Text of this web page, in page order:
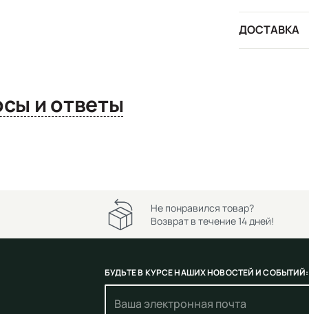
ДОСТАВКА
Вопросы и ответы
Не понравился товар?
Возврат в течение 14 дней!
БУДЬТЕ В КУРСЕ НАШИХ НОВОСТЕЙ И СОБЫТИЙ: